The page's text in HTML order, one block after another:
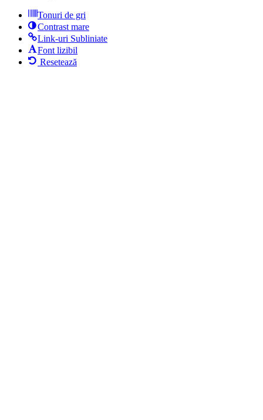
Tonuri de gri
Contrast mare
Link-uri Subliniate
Font lizibil
Resetează